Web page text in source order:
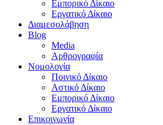
Εμπορικό Δίκαιο
Εργατικό Δίκαιο
Διαμεσολάβηση
Blog
Media
Αρθρογραφία
Νομολογία
Ποινικό Δίκαιο
Αστικό Δίκαιο
Εμπορικό Δίκαιο
Εργατικό Δίκαιο
Επικοινωνία